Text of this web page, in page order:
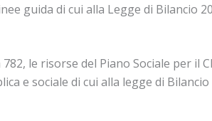
guida di cui alla Legge di Bilancio
le risorse del Piano Sociale per il
e sociale di cui alla legge di Bilancio